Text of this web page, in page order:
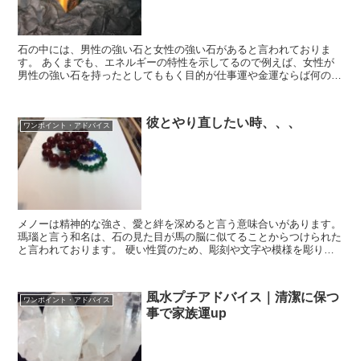
石の中には、男性の強い石と女性の強い石があると言われておりま
す。 あくまでも、エネルギーの特性を示してるので例えば、女性が
男性の強い石を持ったとしてももく目的が仕事運や金運ならば何の問
ワンポイント・アドバイス 彼とやり直したい時、、、
メノーは精神的な強さ、愛と絆を深めると言う意味合いがあります。
瑪瑙と言う和名は、石の見た目が馬の脳に似てることからつけられた
と言われております。 硬い性質のため、彫刻や文字や模様を彫り込
ワンポイント・アドバイス
風水プチアドバイス｜清潔に保つ
事で家族運up